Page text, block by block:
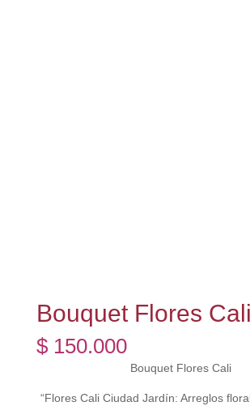
Bouquet Flores Cali
$150.000
Bouquet Flores Cali
“Flores Cali Ciudad Jardín: Arreglos